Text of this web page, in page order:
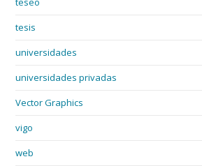
tesis
universidades
universidades privadas
Vector Graphics
vigo
web